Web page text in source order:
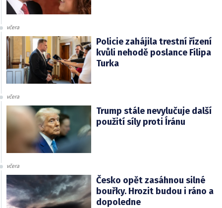
včera
Policie zahájila trestní řízení
kvůli nehodě poslance Filipa
Turka
včera
Trump stále nevylučuje další
použití síly proti Íránu
včera
Česko opět zasáhnou silné
bouřky. Hrozit budou i ráno a
dopoledne